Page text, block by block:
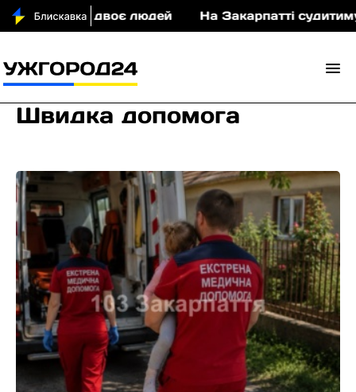
людей На Закарпатті судитимуть
Швидка допомога